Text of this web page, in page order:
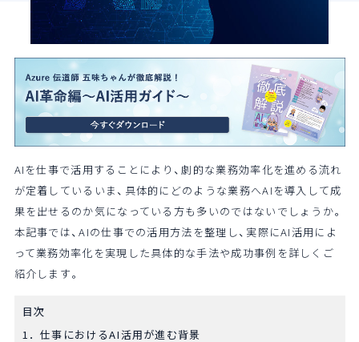
SB C&Sの強み
AIを仕事で活用することにより、劇的な業務効率化を進める流れ
が定着しているいま、具体的にどのような業務へAIを導入して成
果を出せるのか気になっている方も多いのではないでしょうか。
本記事では、AIの仕事での活用方法を整理し、実際にAI活用によ
って業務効率化を実現した具体的な手法や成功事例を詳しくご
紹介します。
目次
1．仕事におけるAI活用が進む背景